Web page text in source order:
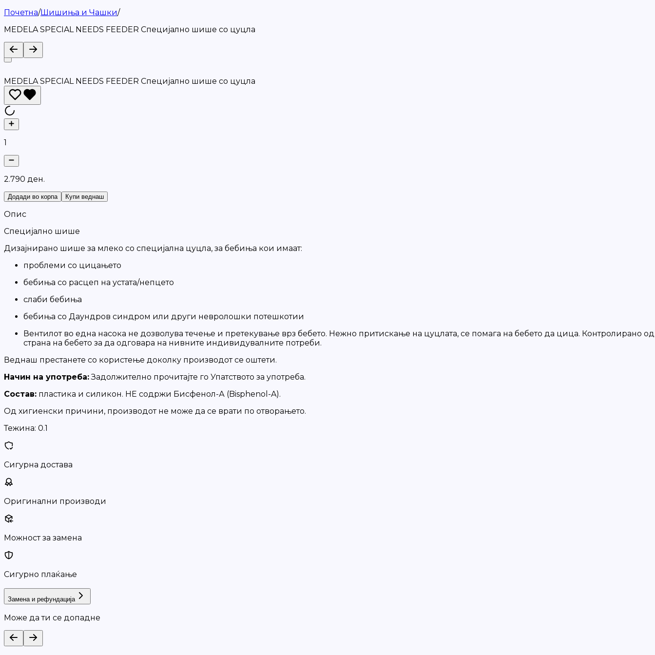
Почетна/Шишиња и Чашки/
MEDELA SPECIAL NEEDS FEEDER Специјално шише со цуцла
MEDELA SPECIAL NEEDS FEEDER Специјално шише со цуцла
1
2.790 ден.
Додади во корпа Купи веднаш
Опис
Специјално шише
Дизајнирано шише за млеко со специјална цуцла, за бебиња кои имаат:
проблеми со цицањето
бебиња со расцеп на устата/непцето
слаби бебиња
бебиња со Даундров синдром или други невролошки потешкотии
Вентилот во една насока не дозволува течење и претекување врз бебето. Нежно притискање на цуцлата, се помага на бебето да цица. Контролирано од
стpана на бебето за да одговара на нивните индивидувалните потреби.
Веднаш престанете со користење доколку производот се оштети.
Начин на употреба:Задолжително прочитајте го Упатството за употреба.
Состав: пластика и силикон. НЕ содржи Бисфенол-А (Bisphenol-A).
Од хигиенски причини, производот не може да се врати по отворањето.
Тежина: 0.1
Сигурна достава
Оригинални производи
Можност за замена
Сигурно плаќање
Замена и рефундација
Може да ти се допадне